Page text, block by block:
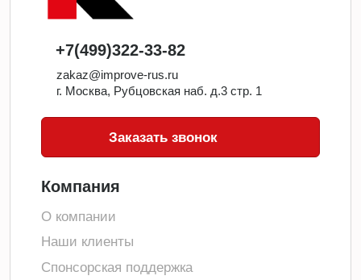
+7(499)322-33-82
zakaz@improve-rus.ru
г. Москва, Рубцовская наб. д.3 стр. 1
Заказать звонок
Компания
О компании
Наши клиенты
Спонсорская поддержка